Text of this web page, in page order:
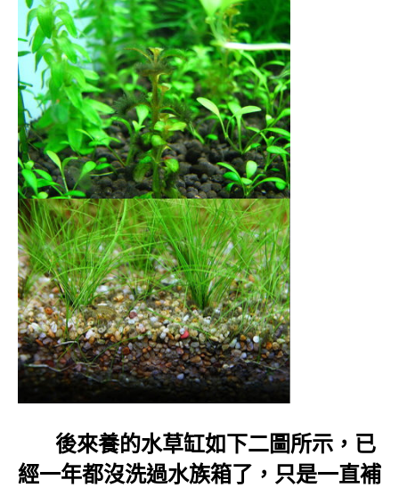
後來養的水草缸如下二圖所示，已
經一年都沒洗過水族箱了，只是一直補